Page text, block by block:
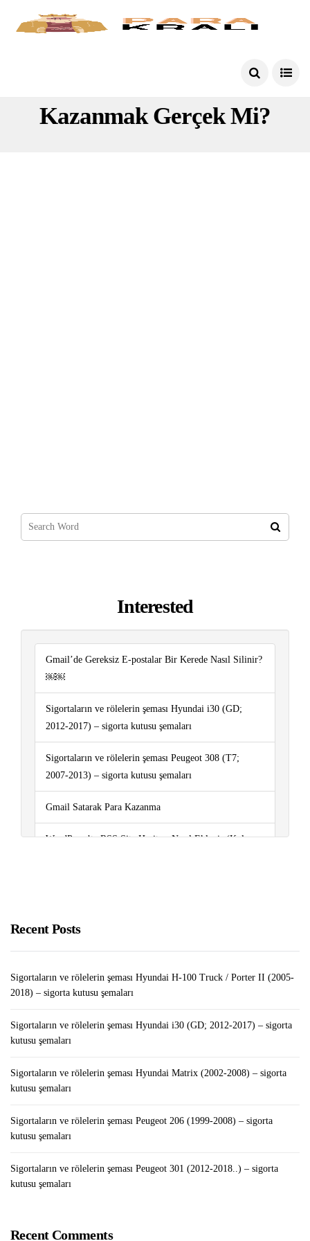
Gmail Satarak Para
Kazanmak Gerçek Mi?
Interested
Gmail’de Gereksiz E-postalar Bir Kerede Nasıl Silinir?
￼￼
Sigortaların ve rölelerin şeması Hyundai i30 (GD;
2012-2017) – sigorta kutusu şemaları
Sigortaların ve rölelerin şeması Peugeot 308 (T7;
2007-2013) – sigorta kutusu şemaları
Gmail Satarak Para Kazanma
WordPress’te RSS Site Haritası Nasıl Eklenir (Kolay
(2011-2018) – sigorta kutusu şemaları
Recent Posts
Sigortaların ve rölelerin şeması Hyundai H-100 Truck / Porter II (2005-
2018) – sigorta kutusu şemaları
Sigortaların ve rölelerin şeması Hyundai i30 (GD; 2012-2017) – sigorta
kutusu şemaları
Sigortaların ve rölelerin şeması Hyundai Matrix (2002-2008) – sigorta
kutusu şemaları
Sigortaların ve rölelerin şeması Peugeot 206 (1999-2008) – sigorta
kutusu şemaları
Sigortaların ve rölelerin şeması Peugeot 301 (2012-2018..) – sigorta
kutusu şemaları
Recent Comments